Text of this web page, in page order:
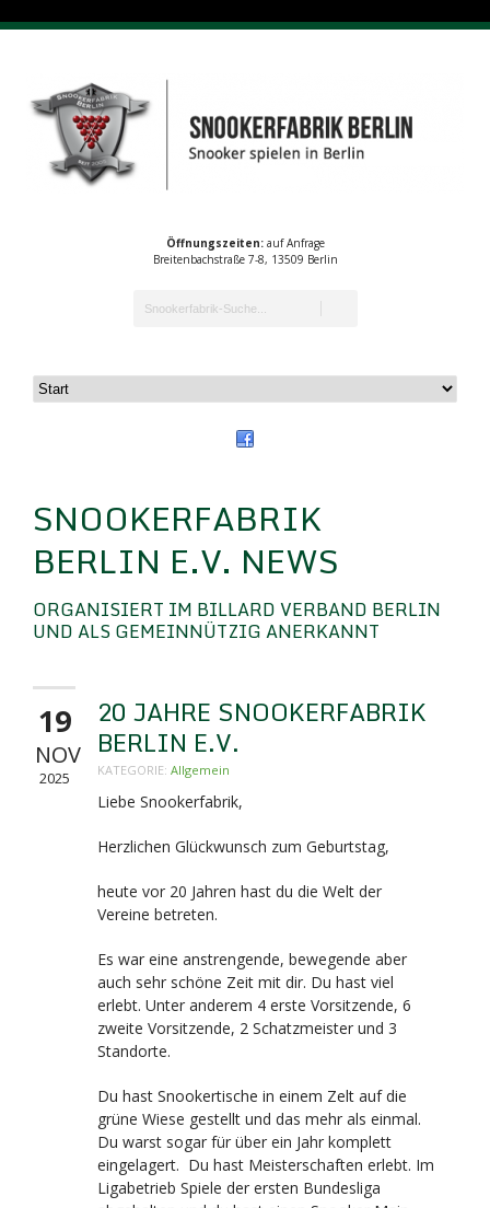
Öffnungszeiten:auf Anfrage
Breitenbachstraße 7-8, 13509 Berlin
SNOOKERFABRIK
BERLIN E.V. NEWS
ORGANISIERT IM BILLARD VERBAND BERLIN
UND ALS GEMEINNÜTZIG ANERKANNT
19
NOV
2025
20 JAHRE SNOOKERFABRIK
BERLIN E.V.
KATEGORIE: Allgemein
Liebe Snookerfabrik,
Herzlichen Glückwunsch zum Geburtstag,
heute vor 20 Jahren hast du die Welt der
Vereine betreten.
Es war eine anstrengende, bewegende aber
auch sehr schöne Zeit mit dir. Du hast viel
erlebt. Unter anderem 4 erste Vorsitzende, 6
zweite Vorsitzende, 2 Schatzmeister und 3
Standorte.
Du hast Snookertische in einem Zelt auf die
grüne Wiese gestellt und das mehr als einmal.
Du warst sogar für über ein Jahr komplett
eingelagert. Du hast Meisterschaften erlebt. Im
Ligabetrieb Spiele der ersten Bundesliga